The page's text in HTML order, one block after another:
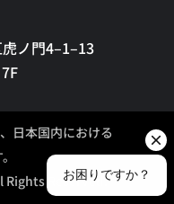
ノ門4–1–13
日本国内における
Reserved.